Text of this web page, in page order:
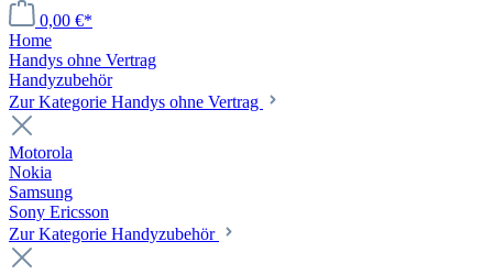
0,00 €*
Home
Handys ohne Vertrag
Handyzubehör
Zur Kategorie Handys ohne Vertrag
Motorola
Nokia
Samsung
Sony Ericsson
Zur Kategorie Handyzubehör